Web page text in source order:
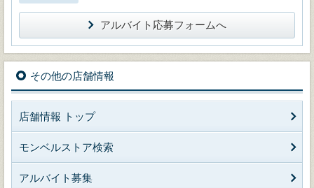
アルバイト応募フォームへ
その他の店舗情報
店舗情報 トップ
モンベルストア検索
アルバイト募集